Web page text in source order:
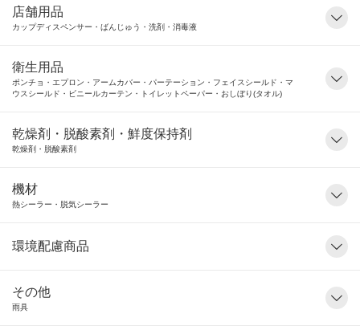
店舗用品
カップディスペンサー・ばんじゅう・洗剤・消毒液
衛生用品
ポンチョ・エプロン・アームカバー・パーテーション・フェイスシールド・マ
ウスシールド・ビニールカーテン・トイレットペーパー・おしぼり(タオル)
乾燥剤・脱酸素剤・鮮度保持剤
乾燥剤・脱酸素剤
機材
熱シーラー・脱気シーラー
環境配慮商品
その他
雨具